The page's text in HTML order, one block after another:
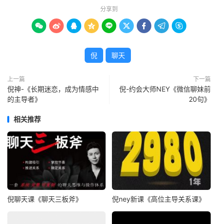
分享到
        
倪 聊天
上一篇
倪神-《长期迷恋，成为情感中
的主导者》
下一篇
倪-约会大师NEY《微信聊妹前
20句》
相关推荐
倪聊天课《聊天三板斧》 倪ney新课《高位主导关系课》